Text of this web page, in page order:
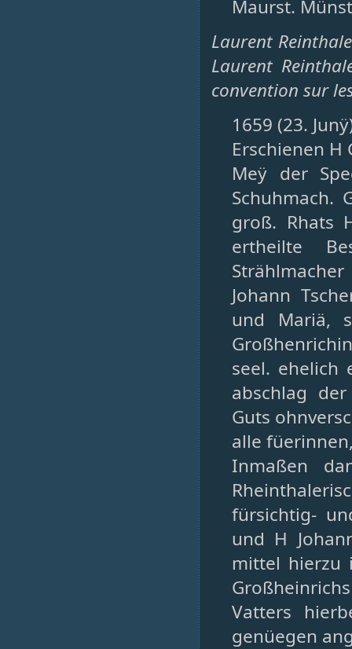
Maurst.
Laurent
Laurent
convention sur
1659 (23.
Erschienen H
Meÿ der
Schuhmach.
groß. Rhats
ertheilte
Johann
und Mariä,
seel. ehelich
abschlag
Guts
alle
Inmaßen
fürsichtig-
und H
mittel hierzu
Vatters
genüegen